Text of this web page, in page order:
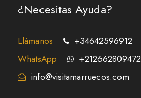
¿Necesitas Ayuda?
Llámanos
+34642596912
WhatsApp
+212662809472
info@visitamarruecos.com